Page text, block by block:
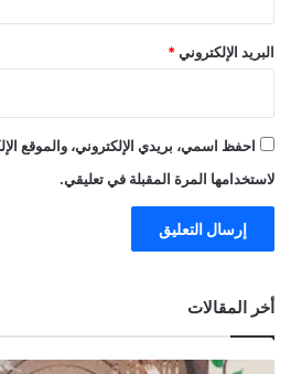
البريد الإلكتروني *
احفظ اسمي، بريدي الإلكتروني، والموقع
لاستخدامها المرة المقبلة في تعليقي.
أخر المقالات